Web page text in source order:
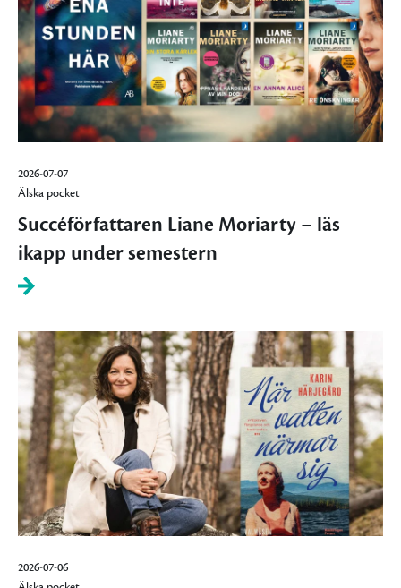
2026-07-07
Älska pocket
Succéförfattaren Liane Moriarty – läs
ikapp under semestern
2026-07-06